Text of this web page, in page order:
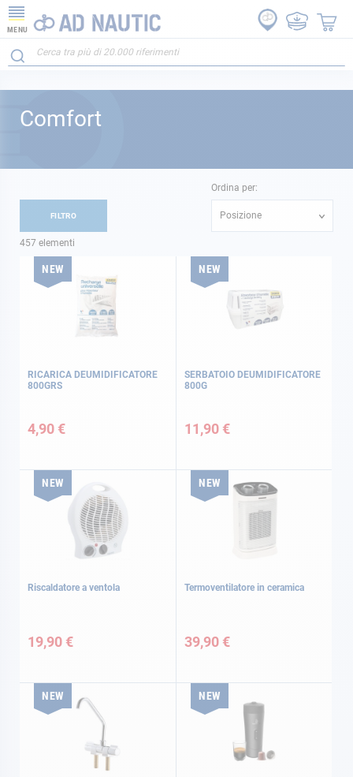
MENU
Comfort
457 elementi
Ordina per:
Posizione
NEW
RICARICA DEUMIDIFICATORE
800GRS
4,90 €
NEW
SERBATOIO DEUMIDIFICATORE
800G
11,90 €
NEW
Riscaldatore a ventola
19,90 €
NEW
Termoventilatore in ceramica
39,90 €
NEW NEW
FILTRO